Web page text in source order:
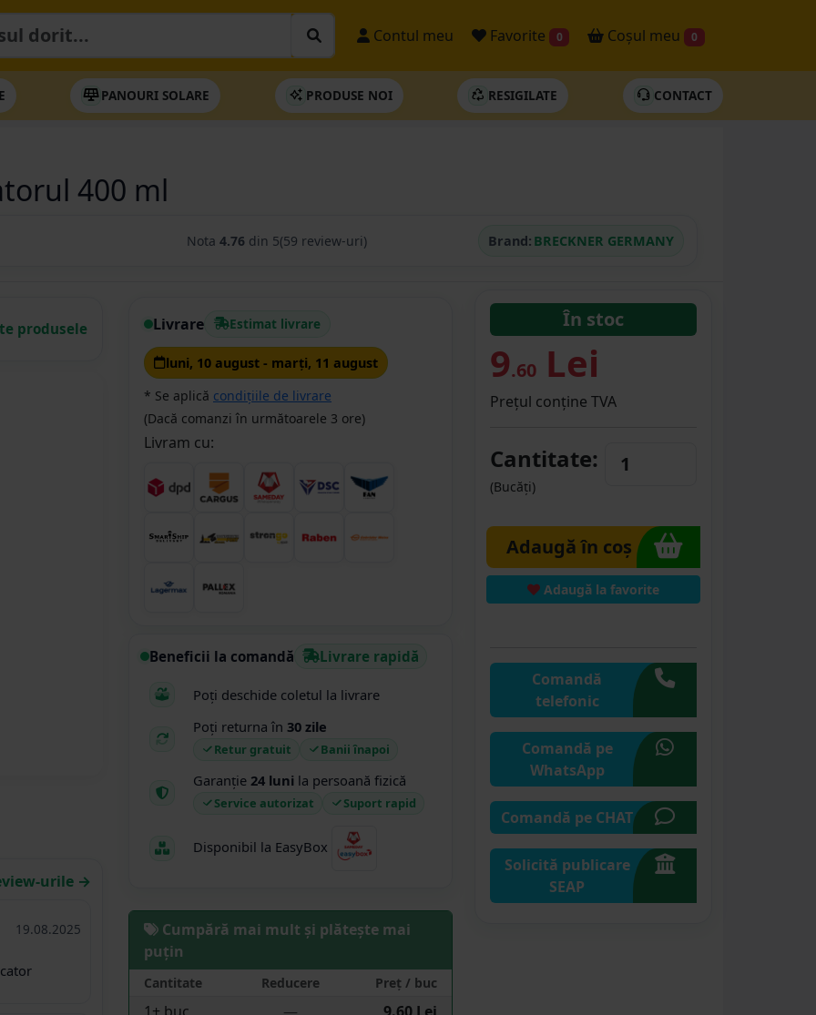
Contul meu Favorite 0 Coșul meu 0
PANOURI SOLARE PRODUSE NOI RESIGILATE CONTACT
400 ml
Nota 4.76 din 5(59 review-uri) Brand: BRECKNER GERMANY
produsele
urile →
19.08.2025
Livrare Estimat livrare
luni, 10 august - marţi, 11 august
* Se aplică condițiile de livrare
(Dacă comanzi în următoarele 3 ore)
Livram cu:
Beneficii la comandă Livrare rapidă
Poți deschide coletul la livrare
Poți returna în 30 zile
Retur gratuit Banii înapoi
Garanție 24 luni la persoană fizică
Service autorizat Suport rapid
Disponibil la EasyBox
Cumpără mai mult și plătește mai
puțin
Cantitate Reducere Preț / buc
În stoc
9.60 Lei
Prețul conține TVA
Cantitate:
(Bucăți)
Adaugă în coș
Adaugă la favorite
Comandă
telefonic
Comandă pe
WhatsApp
Comandă pe CHAT
Solicită publicare
SEAP